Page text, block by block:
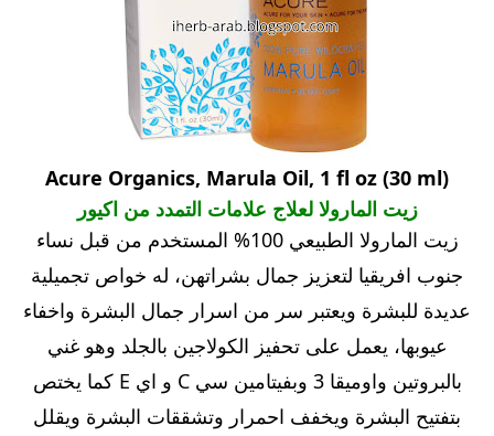
Acure Organics, Marula Oil, 1 fl oz (30 ml)
زيت المارولا لعلاج علامات التمدد من اكيور
زيت المارولا الطبيعي 100% المستخدم من قبل نساء
جنوب افريقيا لتعزيز جمال بشراتهن، له خواص تجميلية
عديدة للبشرة ويعتبر سر من اسرار جمال البشرة واخفاء
عيوبها، يعمل على تحفيز الكولاجين بالجلد وهو غني
بالبروتين واوميقا 3 وبفيتامين سي C و اي E كما يختص
بتفتيح البشرة ويخفف احمرار وتشققات البشرة ويقلل